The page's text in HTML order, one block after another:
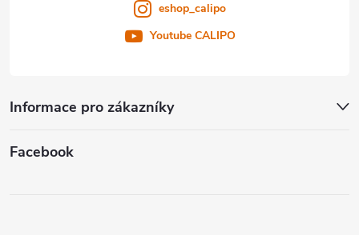
Informace pro zákazníky
eshop_calipo
Youtube CALIPO
Facebook